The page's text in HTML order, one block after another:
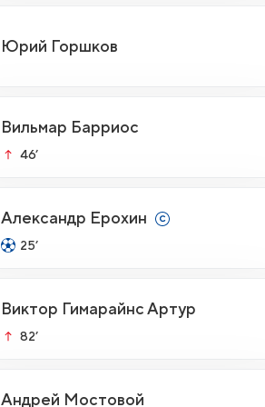
Юрий Горшков
Вильмар Барриос
46’
Александр Ерохин
25’
Виктор Гимарайнс Артур
82’
Андрей Мостовой